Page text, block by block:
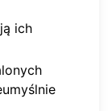
ich